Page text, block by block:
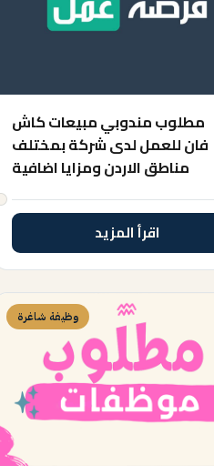
مطلوب مندوبي مبيعات كاش
فان للعمل لدى شركة بمختلف
مناطق الاردن ومزايا اضافية
اقرأ المزيد
وظيفة شاغرة